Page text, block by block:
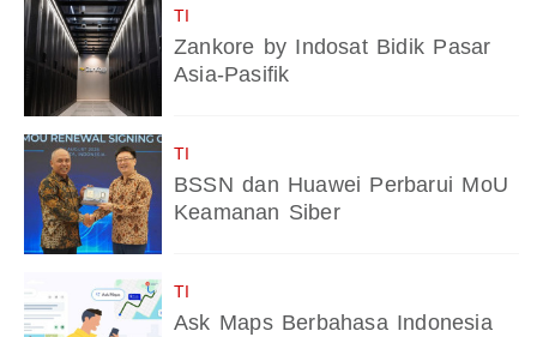
TI
Zankore by Indosat Bidik Pasar
Asia-Pasifik
TI
BSSN dan Huawei Perbarui MoU
Keamanan Siber
TI
Ask Maps Berbahasa Indonesia